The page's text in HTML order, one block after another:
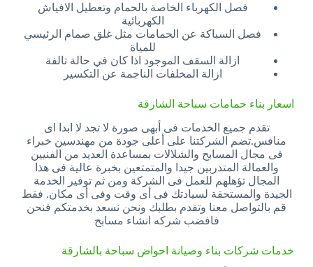
فصل الكهرباء الخاصة بالحمام وتعطيل الافياش
الكهربائية
فصل السباكة عن الحمامات مثل غلق صمام الرئيسي
للمياة
ازالة السقف الموجود اذا كان في حالة تالفة
ازالة المخلفات الناجمة عن التكسير
اسعار بناء حمامات سباحة الشارقة
تقدم جميع الخدمات فى أبهى صورة لا تجد لا ابدا اى
منافس.تضم الشركتنا على أعلى جودة من مهندسين خبراء
فى مجال المسابح والشلالات بمساعدة العديد من الفنيين
والعمالة المتدربين جيدا والمتمتعين بخبرة عالية فى هذا
المجال تؤهلهم للعمل فى الشركة ومن ثم توفير الخدمة
الجيدة والمستحقة لسيادتك فى أى وقت وفى أى مكان. فقط
قم بالتواصل معنا وتقدم بطلبك ونحن نسعد بخدمتكم فنحن
فافضب شركه انشاء مسابح
خدمات شركات بناء وصيانة احواض سباحة بالشارقة